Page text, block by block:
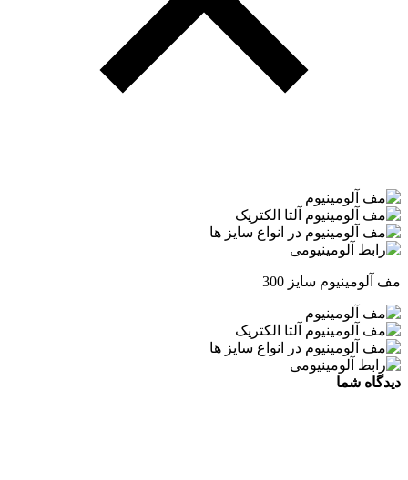
مف آلومینیوم سایز 300
دیدگاه شما